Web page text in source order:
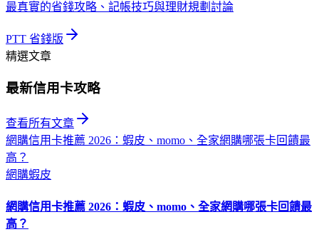
最真實的省錢攻略、記帳技巧與理財規劃討論
PTT 省錢版
精選文章
最新信用卡攻略
查看所有文章
網購信用卡推薦 2026：蝦皮、momo、全家網購哪張卡回饋最
高？
網購蝦皮
網購信用卡推薦 2026：蝦皮、momo、全家網購哪張卡回饋最
高？